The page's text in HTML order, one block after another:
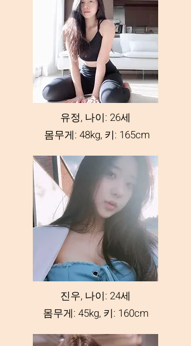
유정, 나이: 26세
몸무게: 48kg, 키: 165cm
진우, 나이: 24세
몸무게: 45kg, 키: 160cm